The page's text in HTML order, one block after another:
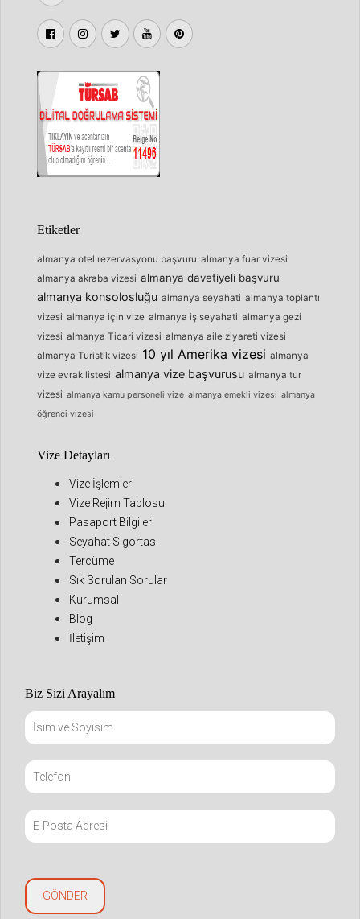
Etiketler
almanya otel rezervasyonu başvuru almanya fuar vizesi
almanya akraba vizesi almanya davetiyeli başvuru
almanya konsolosluğu almanya seyahati almanya toplantı
vizesi almanya için vize almanya iş seyahati almanya gezi
vizesi almanya Ticari vizesi almanya aile ziyareti vizesi
almanya Turistik vizesi 10 yıl Amerika vizesi almanya
vize evrak listesi almanya vize başvurusu almanya tur
vizesi almanya kamu personeli vize almanya emekli vizesi almanya
öğrenci vizesi
Vize Detayları
Vize İşlemleri
Vize Rejim Tablosu
Pasaport Bilgileri
Seyahat Sigortası
Tercüme
Sık Sorulan Sorular
Kurumsal
Blog
İletişim
Biz Sizi Arayalım